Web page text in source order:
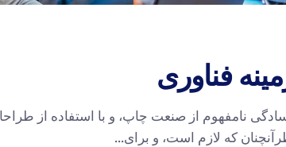
فناوری
نامفهوم از صنعت چاپ، و با استفاده از
که لازم است، و برای...